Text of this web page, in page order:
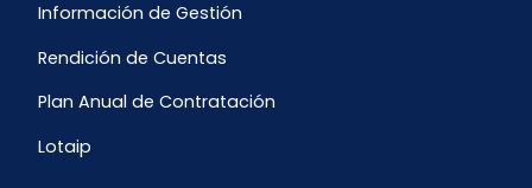
Información de Gestión
Rendición de Cuentas
Plan Anual de Contratación
Lotaip